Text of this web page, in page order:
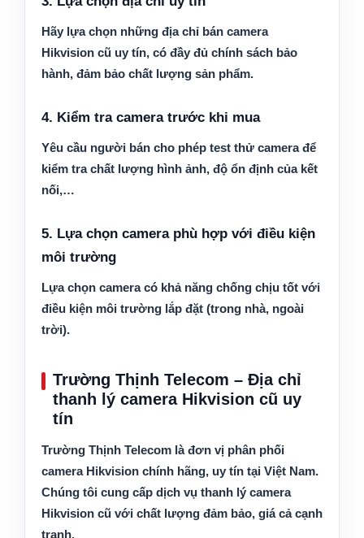
Hãy lựa chọn những địa chỉ bán camera
Hikvision cũ uy tín, có đầy đủ chính sách bảo
hành, đảm bảo chất lượng sản phẩm.
4. Kiểm tra camera trước khi mua
Yêu cầu người bán cho phép test thử camera để
kiểm tra chất lượng hình ảnh, độ ổn định của kết
nối,…
5. Lựa chọn camera phù hợp với điều kiện
môi trường
Lựa chọn camera có khả năng chống chịu tốt với
điều kiện môi trường lắp đặt (trong nhà, ngoài
trời).
Trường Thịnh Telecom – Địa chỉ
thanh lý camera Hikvision cũ uy
tín
Trường Thịnh Telecom là đơn vị phân phối
camera Hikvision chính hãng, uy tín tại Việt Nam.
Chúng tôi cung cấp dịch vụ thanh lý camera
Hikvision cũ với chất lượng đảm bảo, giá cả cạnh
tranh.